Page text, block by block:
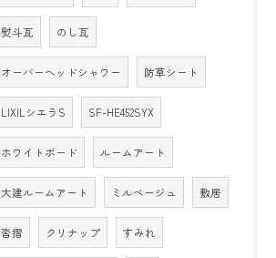
熨斗瓦 のし瓦
オーバーヘッドシャワー 防草シート
LIXILシエラS SF-HE452SYX
ホワイトボード ルームアート
大建ルームアート ミルベージュ 敷居
沓摺 クリナップ すみれ